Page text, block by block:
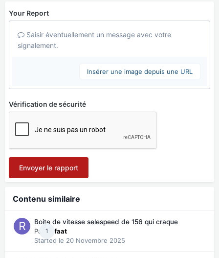
Your Report
Saisir éventuellement un message avec votre
signalement.
Insérer une image depuis une URL
Vérification de sécurité
Envoyer le rapport
Contenu similaire
1
Boite de vitesse selespeed de 156 qui craque
ParRefaat
Started le 20 Novembre 2025